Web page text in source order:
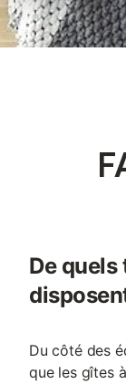
De
Du côté des
que les gîtes